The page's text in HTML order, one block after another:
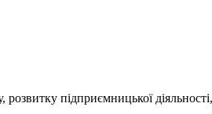
підприємницької